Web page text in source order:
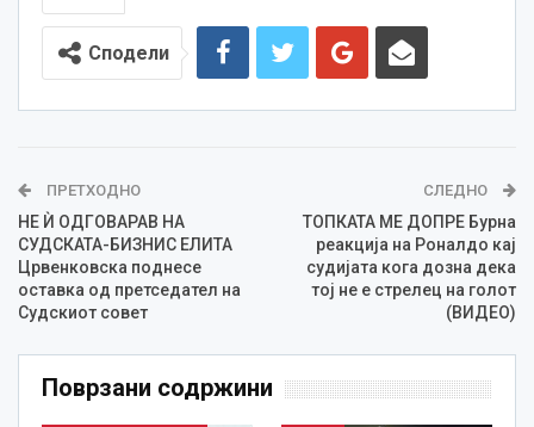
Сподели
ПРЕТХОДНО
НЕ Ѝ ОДГОВАРАВ НА
СУДСКАТА-БИЗНИС ЕЛИТА
Црвенковска поднесе
оставка од претседател на
Судскиот совет
СЛЕДНО
ТОПКАТА МЕ ДОПРЕ Бурна
реакција на Роналдо кај
судијата кога дозна дека
тој не е стрелец на голот
(ВИДЕО)
Поврзани содржини